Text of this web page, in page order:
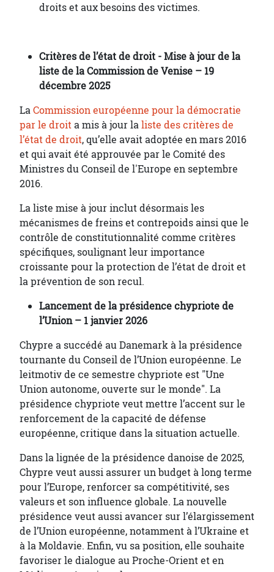
droits et aux besoins des victimes.
Critères de l’état de droit - Mise à jour de la
liste de la Commission de Venise – 19
décembre 2025
LaCommission européenne pour la démocratie
par le droita mis à jour laliste des critères de
l’état de droit, qu’elle avait adoptée en mars 2016
et qui avait été approuvée par le Comité des
Ministres du Conseil de l'Europe en septembre
2016.
La liste mise à jour inclut désormais les
mécanismes de freins et contrepoids ainsi que le
contrôle de constitutionnalité comme critères
spécifiques, soulignant leur importance
croissante pour la protection de l’état de droit et
la prévention de son recul.
Lancement de la présidence chypriote de
l’Union – 1 janvier 2026
Chypre a succédé au Danemark à la présidence
tournante du Conseil de l’Union européenne. Le
leitmotiv de ce semestre chypriote est "Une
Union autonome, ouverte sur le monde". La
présidence chypriote veut mettre l’accent sur le
renforcement de la capacité de défense
européenne, critique dans la situation actuelle.
Dans la lignée de la présidence danoise de 2025,
Chypre veut aussi assurer un budget à long terme
pour l’Europe, renforcer sa compétitivité, ses
valeurs et son influence globale. La nouvelle
présidence veut aussi avancer sur l’élargissement
de l’Union européenne, notamment à l’Ukraine et
à la Moldavie. Enfin, vu sa position, elle souhaite
favoriser le dialogue au Proche-Orient et en